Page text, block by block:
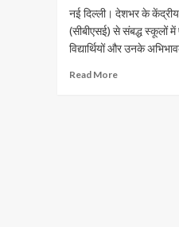
नई दिल्ली। देशभर के केंद्रीय
(सीबीएसई) से संबद्ध स्कूलों
विद्यार्थियों और उनके
Read More